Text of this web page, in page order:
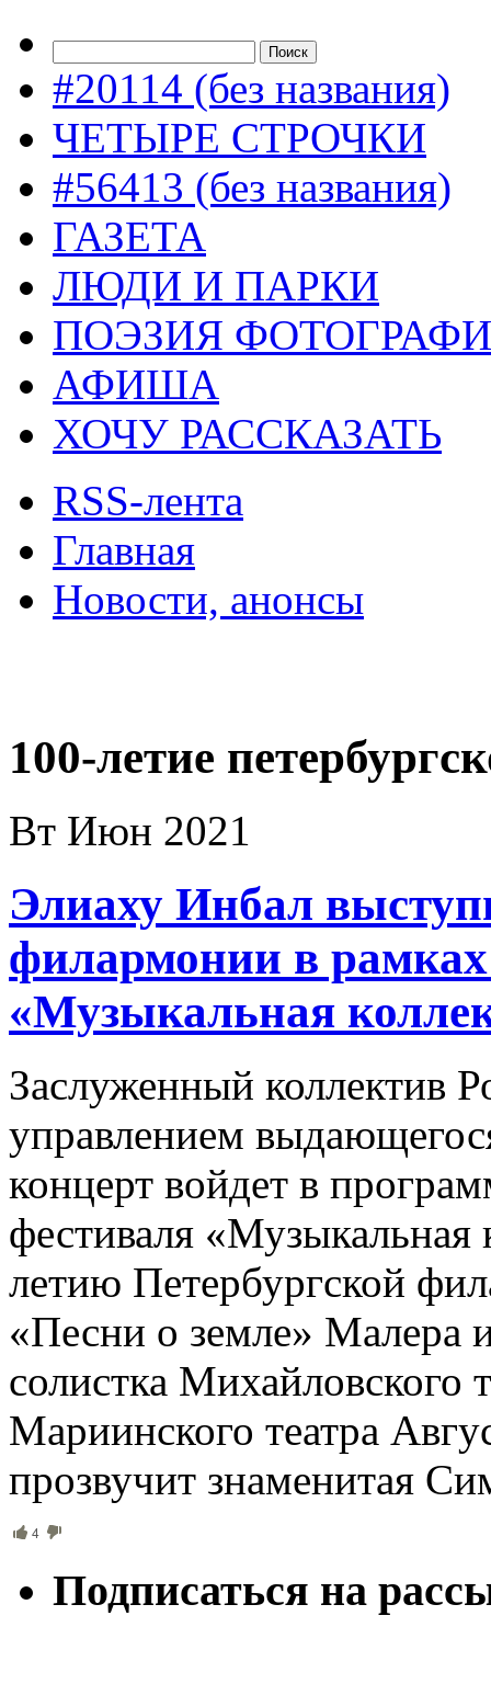
#20114 (без названия)
ЧЕТЫРЕ СТРОЧКИ
#56413 (без названия)
ГАЗЕТА
ЛЮДИ И ПАРКИ
ПОЭЗИЯ
АФИША
ХОЧУ РАССКАЗАТЬ
RSS-лента
Главная
Новости, анонсы
100-летие
Вт Июн 2021
Элиаху Инбал
филармонии в
«Музыкальная
Заслуженный коллектив
управлением
концерт войдет в
фестиваля
летию Петербургской
«Песни о земле» Малера
солистка Михайловского
Мариинского театра
прозвучит знаменитая
4
Подписаться на